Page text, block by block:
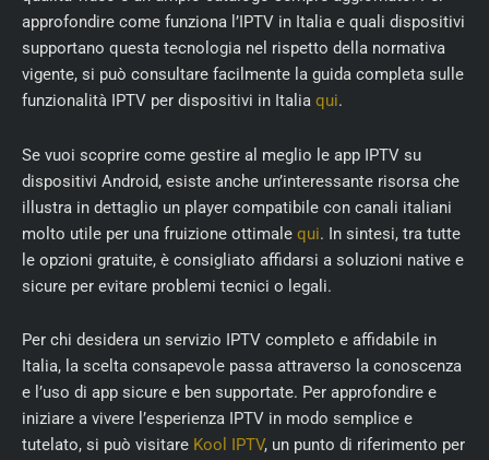
approfondire come funziona l’IPTV in Italia e quali dispositivi
supportano questa tecnologia nel rispetto della normativa
vigente, si può consultare facilmente la guida completa sulle
funzionalità IPTV per dispositivi in Italia qui.
Se vuoi scoprire come gestire al meglio le app IPTV su
dispositivi Android, esiste anche un’interessante risorsa che
illustra in dettaglio un player compatibile con canali italiani
molto utile per una fruizione ottimale qui. In sintesi, tra tutte
le opzioni gratuite, è consigliato affidarsi a soluzioni native e
sicure per evitare problemi tecnici o legali.
Per chi desidera un servizio IPTV completo e affidabile in
Italia, la scelta consapevole passa attraverso la conoscenza
e l’uso di app sicure e ben supportate. Per approfondire e
iniziare a vivere l’esperienza IPTV in modo semplice e
tutelato, si può visitare Kool IPTV, un punto di riferimento per